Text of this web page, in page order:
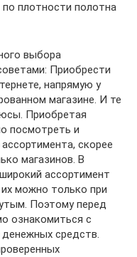
плотности полотна
выбора
Приобрести
напрямую у
магазине. И те
Приобретая
посмотреть и
скорее
магазинов. В
ассортимент
можно только при
Поэтому перед
ознакомиться с
денежных средств.